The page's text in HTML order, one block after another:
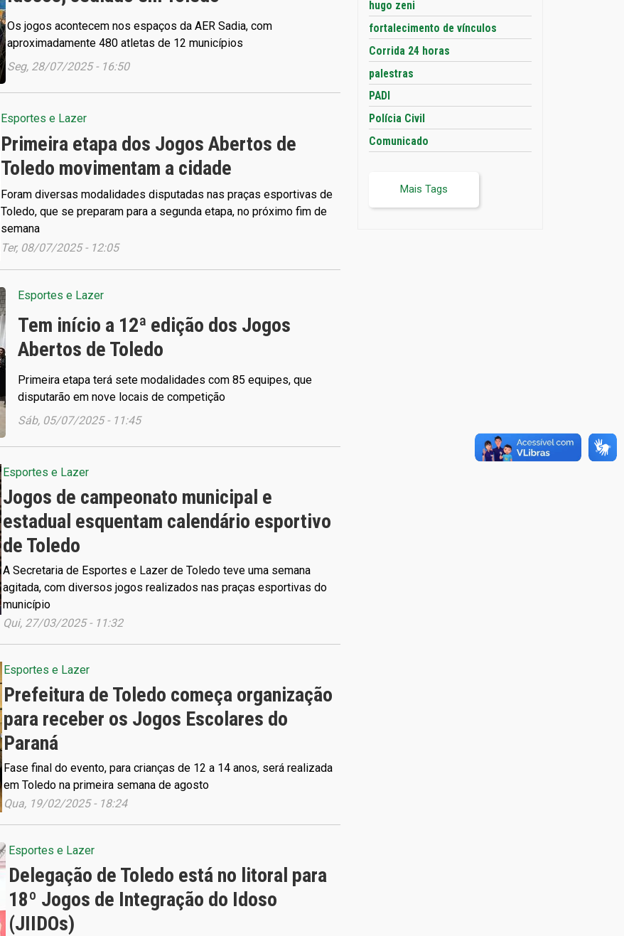
Os jogos acontecem nos espaços da AER Sadia, com
aproximadamente 480 atletas de 12 municípios
Seg, 28/07/2025 - 16:50
Esportes e Lazer
Primeira etapa dos Jogos Abertos de
Toledo movimentam a cidade
Foram diversas modalidades disputadas nas praças esportivas de
Toledo, que se preparam para a segunda etapa, no próximo fim de
semana
Ter, 08/07/2025 - 12:05
Esportes e Lazer
Tem início a 12ª edição dos Jogos
Abertos de Toledo
Primeira etapa terá sete modalidades com 85 equipes, que
disputarão em nove locais de competição
Sáb, 05/07/2025 - 11:45
Esportes e Lazer
Jogos de campeonato municipal e
estadual esquentam calendário esportivo
de Toledo
A Secretaria de Esportes e Lazer de Toledo teve uma semana
agitada, com diversos jogos realizados nas praças esportivas do
município
Qui, 27/03/2025 - 11:32
Esportes e Lazer
Prefeitura de Toledo começa organização
para receber os Jogos Escolares do
Paraná
Fase final do evento, para crianças de 12 a 14 anos, será realizada
em Toledo na primeira semana de agosto
Qua, 19/02/2025 - 18:24
Esportes e Lazer
Delegação de Toledo está no litoral para
18º Jogos de Integração do Idoso
(JIIDOs)
Urbanismo
Planejamento, Habitação,
Urbanismo e Mobilidade
Políticas para Infância,
Juventude, Mulher, Família e
Desenvolvimento Humano
Procon
Procuradoria Jurídica
Segurança Alimentar
hugo zeni
fortalecimento de vínculos
Corrida 24 horas
palestras
PADI
Polícia Civil
Comunicado
Mais Tags